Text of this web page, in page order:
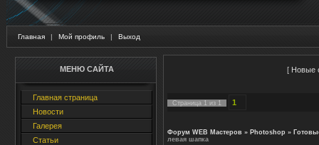
Главная | Мой профиль | Выход
МЕНЮ САЙТА
Главная страница
Новости
Галерея
Статьи
[ Новые
Страница 1 из 1 1
Форум WEB Мастеров » Photoshop »
левая шапка